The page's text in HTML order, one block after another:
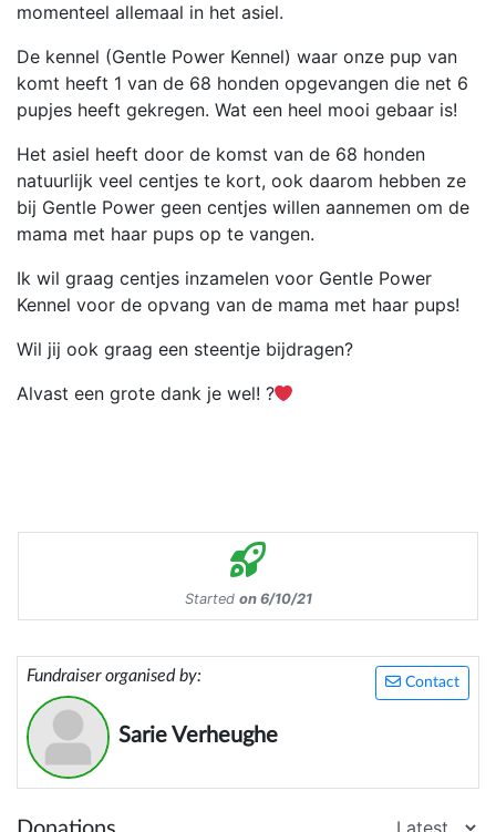
momenteel allemaal in het asiel.
De kennel (Gentle Power Kennel) waar onze pup van
komt heeft 1 van de 68 honden opgevangen die net 6
pupjes heeft gekregen. Wat een heel mooi gebaar is!
Het asiel heeft door de komst van de 68 honden
natuurlijk veel centjes te kort, ook daarom hebben ze
bij Gentle Power geen centjes willen aannemen om de
mama met haar pups op te vangen.
Ik wil graag centjes inzamelen voor Gentle Power
Kennel voor de opvang van de mama met haar pups!
Wil jij ook graag een steentje bijdragen?
Alvast een grote dank je wel! ?
Started on 6/10/21
Contact
Fundraiser organised by:
Sarie Verheughe